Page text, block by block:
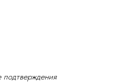
подтверждения